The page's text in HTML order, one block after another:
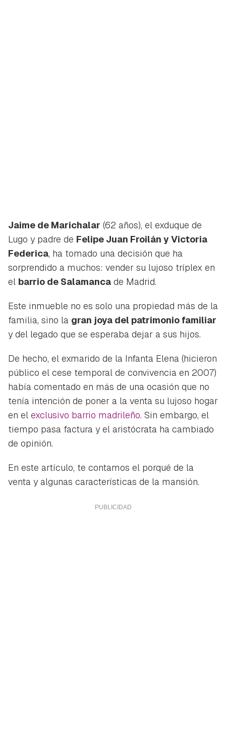
Jaime de Marichalar (62 años), el exduque de
Lugo y padre de Felipe Juan Froilán y Victoria
Federica, ha tomado una decisión que ha
sorprendido a muchos: vender su lujoso tríplex en
el barrio de Salamanca de Madrid.
Este inmueble no es solo una propiedad más de la
familia, sino la gran joya del patrimonio familiar
y del legado que se esperaba dejar a sus hijos.
De hecho, el exmarido de la Infanta Elena (hicieron
público el cese temporal de convivencia en 2007)
había comentado en más de una ocasión que no
tenía intención de poner a la venta su lujoso hogar
en el exclusivo barrio madrileño. Sin embargo, el
tiempo pasa factura y el aristócrata ha cambiado
de opinión.
En este artículo, te contamos el porqué de la
venta y algunas características de la mansión.